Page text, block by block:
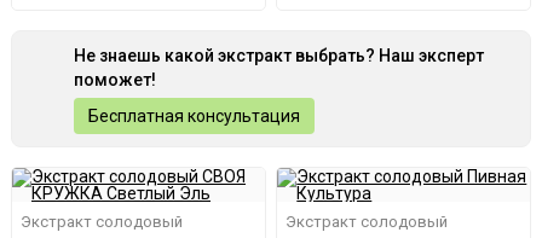
Не знаешь какой экстракт выбрать? Наш эксперт
поможет!
Бесплатная консультация
Экстракт солодовый Экстракт солодовый